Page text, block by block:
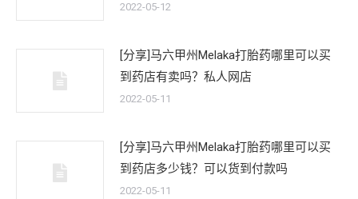
2022-05-12
[分享]马六甲州Melaka打胎药哪里可以买
到药店有卖吗？私人网店
2022-05-11
[分享]马六甲州Melaka打胎药哪里可以买
到药店多少钱？可以货到付款吗
2022-05-11